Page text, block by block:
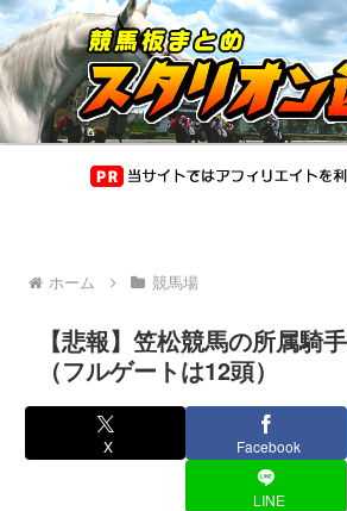
ホーム 競馬場
【悲報】笠松競馬の所属騎
（フルゲートは12頭）
X Facebook
LINE